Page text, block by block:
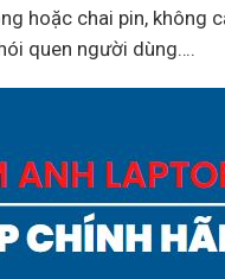
hoặc chai pin, không
quen người dùng….